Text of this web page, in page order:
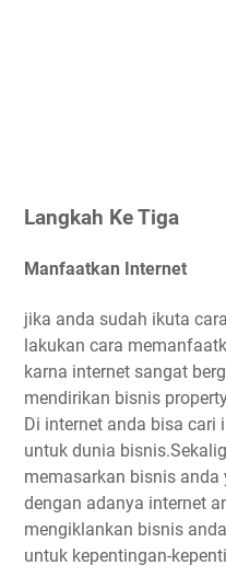
Langkah Ke Tiga
Manfaatkan Internet
jika anda sudah ikuta
lakukan cara
karna internet sangat
mendirikan bisnis
Di internet anda bisa
untuk dunia
memasarkan bisnis
dengan adanya internet
mengiklankan bisnis
untuk kepentingan-